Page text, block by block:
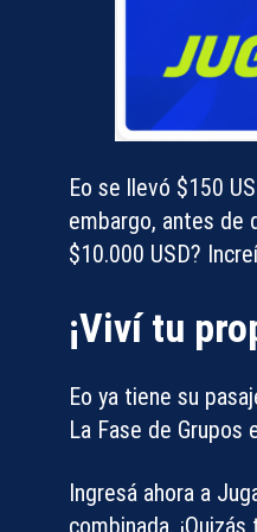
Eo se llevó $150
embargo, antes de
$10.000 USD?
¡Viví tu
Eo ya tiene su
La Fase de Grupos
Ingresá ahora a
combinada.